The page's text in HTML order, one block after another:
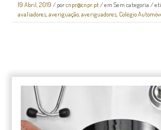
19 Abril, 2019 / porcnpr@cnpr.pt/ em Sem categoria /
avaliadores,averiguação,averiguadores, Colégio